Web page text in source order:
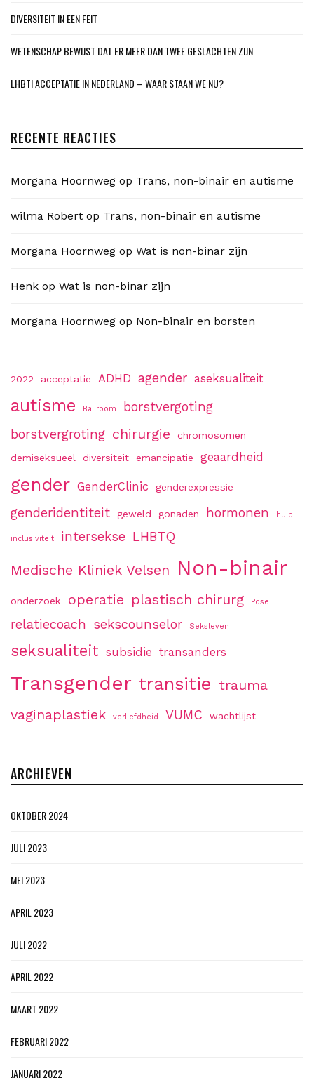
DIVERSITEIT IN EEN FEIT
WETENSCHAP BEWIJST DAT ER MEER DAN TWEE GESLACHTEN ZIJN
LHBTI ACCEPTATIE IN NEDERLAND – WAAR STAAN WE NU?
RECENTE REACTIES
Morgana Hoornweg op Trans, non-binair en autisme
wilma Robert op Trans, non-binair en autisme
Morgana Hoornweg op Wat is non-binar zijn
Henk op Wat is non-binar zijn
Morgana Hoornweg op Non-binair en borsten
2022 acceptatie ADHD agender aseksualiteit
autisme Ballroom
borstvergoting
borstvergroting chirurgie
chromosomen
demiseksueel
diversiteit emancipatie geaardheid
gender GenderClinic genderexpressie
genderidentiteit geweld gonaden hormonen hulp
inclusiviteit intersekse LHBTQ
Medische Kliniek Velsen Non-binair
onderzoek operatie plastisch chirurg Pose
relatiecoach sekscounselor Seksleven
seksualiteit subsidie transanders
Transgender transitie trauma
vaginaplastiek
verliefdheid VUMC wachtlijst
ARCHIEVEN
OKTOBER 2024
JULI 2023
MEI 2023
APRIL 2023
JULI 2022
APRIL 2022
MAART 2022
FEBRUARI 2022
JANUARI 2022